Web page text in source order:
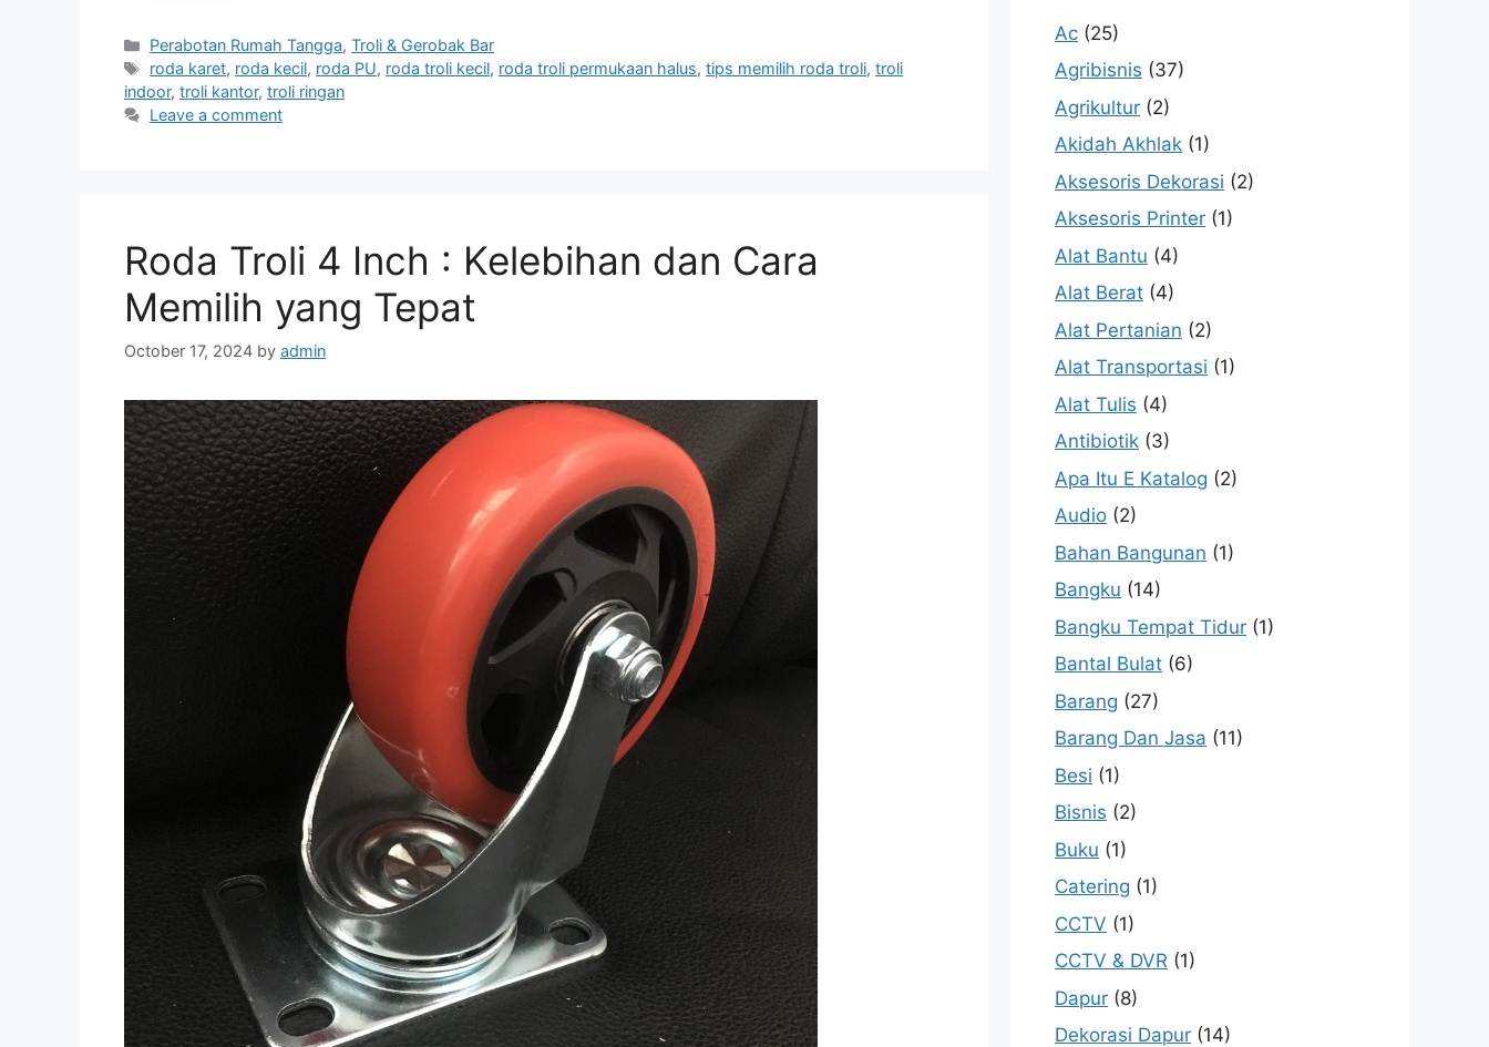
Categories
Perabotan Rumah Tangga,Troli & Gerobak Bar
Tags
roda karet, roda kecil, roda PU, roda troli kecil, roda troli permukaan halus,tips memilih roda troli,troli
indoor, troli kantor, troli ringan
Leave a comment
Roda Troli 4 Inch : Kelebihan dan Cara
Memilih yang Tepat
October 17, 2024 by admin
Ac (25)
Agribisnis (37)
Agrikultur (2)
Akidah Akhlak (1)
Aksesoris Dekorasi (2)
Aksesoris Printer (1)
Alat Bantu (4)
Alat Berat (4)
Alat Pertanian (2)
Alat Transportasi (1)
Alat Tulis (4)
Antibiotik (3)
Apa Itu E Katalog (2)
Audio (2)
Bahan Bangunan (1)
Bangku (14)
Bangku Tempat Tidur (1)
Bantal Bulat (6)
Barang (27)
Barang Dan Jasa (11)
Besi (1)
Bisnis (2)
Buku (1)
Catering (1)
CCTV (1)
CCTV & DVR (1)
Dapur (8)
Dekorasi Dapur (14)